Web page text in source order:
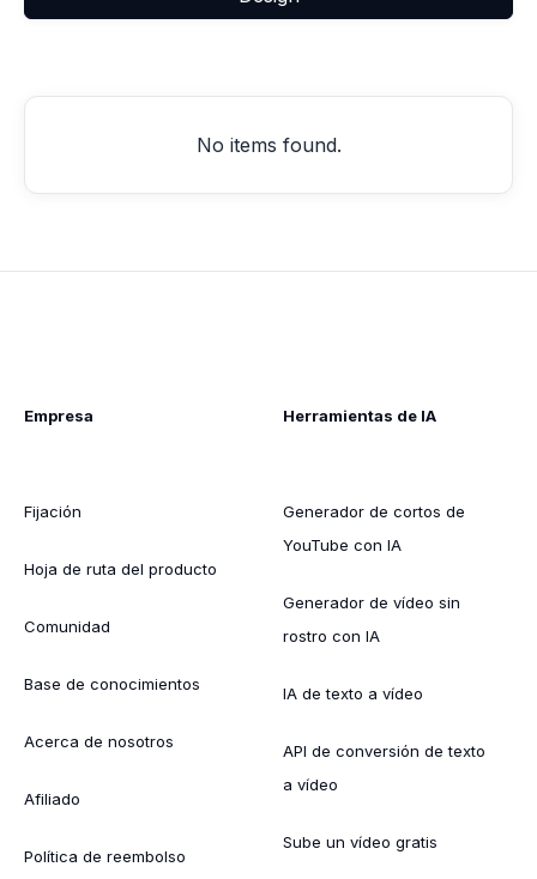
No items found.
Empresa
Fijación
Hoja de ruta del producto
Comunidad
Base de conocimientos
Acerca de nosotros
Afiliado
Política de reembolso
Herramientas de IA
Generador de cortos de
YouTube con IA
Generador de vídeo sin
rostro con IA
IA de texto a vídeo
API de conversión de texto
a vídeo
Sube un vídeo gratis